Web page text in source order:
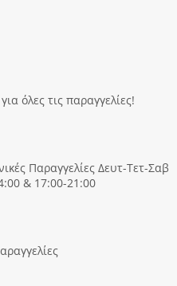
όλες τις παραγγελίες!
Παραγγελίες Δευτ-Τετ-Σαβ
& 17:00-21:00